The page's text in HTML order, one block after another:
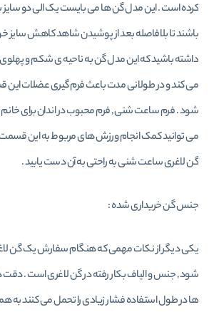
کرده است . این مدل گن ها می بایست یک الی دو
باشند تا بلافاصله بعد از پوشیدن شاهد کاهش سایز
داشته باشید که این مدل گن به ناحیه ی شکم و پهلوی
می کند و در طولانی مدت باعث فرم گیری عضلات
شود . فرم ساعت شنی , فرم محبوب در اندان برای
می توانید کمک انجام ورزش های مربوط به این قسمت
گن لاغری ساعت شنی به راحتی به آن دست یابید .
جنس گن خریداری شده :
یکی دیگر از نکات مهمی که هنگام سفارش یک گن
شود , جنس و الیاف بکار رفته در گن لاغری است .
ها در طول استفاده فشار زیادی را تحمل می کنند به